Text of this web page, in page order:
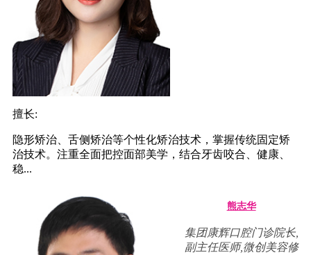
擅长:
隐形矫治、舌侧矫治等个性化矫治技术，掌握传统固定矫
治技术。注重全面把控面部美学，结合牙齿咬合、健康、
稳...
熊志华
集团康辉口腔门诊院长,
副主任医师,微创美容修